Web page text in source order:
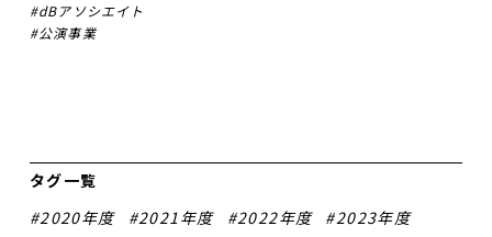
dBアソシエイト
公演事業
タグ一覧
2020年度
2021年度 2022年度
2023年度